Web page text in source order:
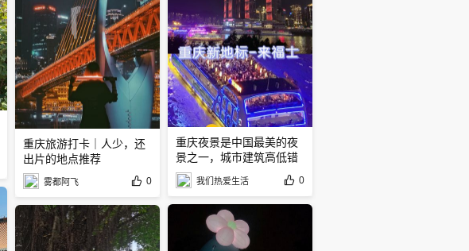
重庆旅游打卡｜人少，还
出片的地点推荐
雾都阿飞 0
重庆夜景是中国最美的夜
景之一，城市建筑高低错
落有致
我们热爱生活 0